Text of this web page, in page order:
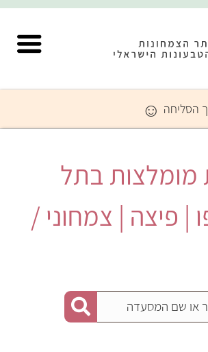
הסליחה ☺
מומלצות בתל
| פיצה | צמחוני /